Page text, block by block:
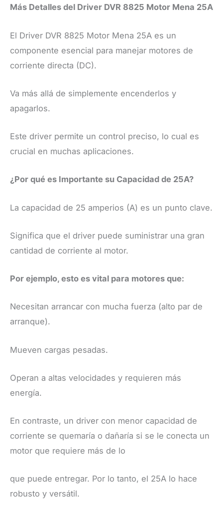
Más Detalles del Driver DVR 8825 Motor Mena 25A
El Driver DVR 8825 Motor Mena 25A es un
componente esencial para manejar motores de
corriente directa (DC).
Va más allá de simplemente encenderlos y
apagarlos.
Este driver permite un control preciso, lo cual es
crucial en muchas aplicaciones.
¿Por qué es Importante su Capacidad de 25A?
La capacidad de 25 amperios (A) es un punto clave.
Significa que el driver puede suministrar una gran
cantidad de corriente al motor.
Por ejemplo, esto es vital para motores que:
Necesitan arrancar con mucha fuerza (alto par de
arranque).
Mueven cargas pesadas.
Operan a altas velocidades y requieren más
energía.
En contraste, un driver con menor capacidad de
corriente se quemaría o dañaría si se le conecta un
motor que requiere más de lo
que puede entregar. Por lo tanto, el 25A lo hace
robusto y versátil.